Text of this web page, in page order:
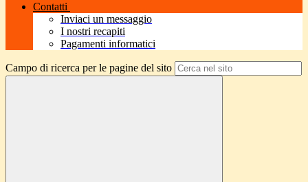
Contatti
Inviaci un messaggio
I nostri recapiti
Pagamenti informatici
Campo di ricerca per le pagine del sito